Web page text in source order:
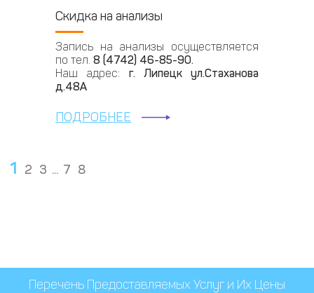
Скидка на анализы
Запись на анализы осуществляется
по тел. 8 (4742) 46-85-90.
Наш адрес: г. Липецк ул.Стаханова
д.48А
ПОДРОБНЕЕ
1 2 3 ... 7 8
Перечень Предоставляемых Услуг и Их Цены